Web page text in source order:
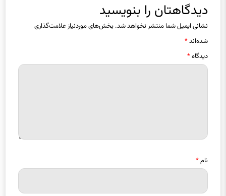
دیدگاهتان را بنویسید
نشانی ایمیل شما منتشر نخواهد شد. بخش‌های موردنیاز علامت‌گذاری
شده‌اند*
دیدگاه*
نام*